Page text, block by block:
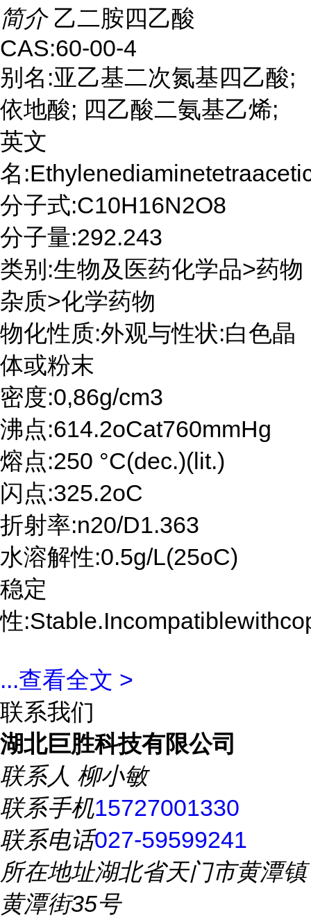
简介 乙二胺四乙酸
CAS:60-00-4
别名:亚乙基二次氮基四乙酸;
依地酸; 四乙酸二氨基乙烯;
英文
名
分子式:C10H16N2O8
分子量:292.243
类别:生物及医药化学品>药物
杂质>化学药物
物化性质:外观与性状:白色晶
体或粉末
密度:0,86g/cm3
沸点:614.2oCat760mmHg
熔点:250 °C(dec.)(lit.)
闪点:325.2oC
折射率:n20/D1.363
水溶解性:0.5g/L(25oC)
稳定
性
...查看全文 >
联系我们
湖北巨胜科技有限公司
联系人 柳小敏
联系手机15727001330
联系电话027-59599241
所在地址湖北省天门市黄潭镇
黄潭街35号